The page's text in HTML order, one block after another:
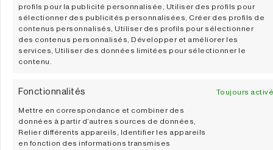
profils pour la publicité personnalisée, Utiliser des profils pour
sélectionner des publicités personnalisées, Créer des profils de
contenus personnalisés, Utiliser des profils pour sélectionner
des contenus personnalisés, Développer et améliorer les
services, Utiliser des données limitées pour sélectionner le
contenu.
Fonctionnalités Toujours activé
Mettre en correspondance et combiner des
données à partir d’autres sources de données,
Relier différents appareils, Identifier les appareils
en fonction des informations transmises